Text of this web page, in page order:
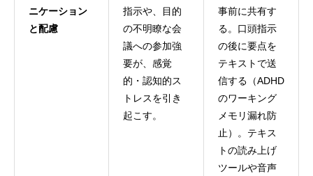
ニケーション
と配慮
指示や、目的
の不明瞭な会
議への参加強
要が、感覚
的・認知的ス
トレスを引き
起こす。
事前に共有す
る。口頭指示
の後に要点を
テキストで送
信する（ADHD
のワーキング
メモリ漏れ防
止）。テキス
トの読み上げ
ツールや音声